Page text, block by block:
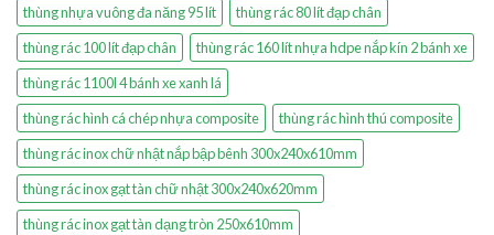
thùng nhựa vuông đa năng 95 lít
thùng rác 80 lít đạp chân
thùng rác 100 lít đạp chân
thùng rác 160 lít nhựa hdpe nắp kín 2 bánh xe
thùng rác 1100l 4 bánh xe xanh lá
thùng rác hình cá chép nhựa composite
thùng rác hình thú composite
thùng rác inox chữ nhật nắp bập bênh 300x240x610mm
thùng rác inox gạt tàn chữ nhật 300x240x620mm
thùng rác inox gạt tàn dạng tròn 250x610mm